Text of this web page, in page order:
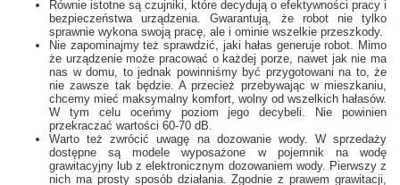
Równie istotne są czujniki, które decydują o efektywności pracy i
bezpieczeństwa urządzenia. Gwarantują, że robot nie tylko
sprawnie wykona swoją pracę, ale i ominie wszelkie przeszkody.
Nie zapominajmy też sprawdzić, jaki hałas generuje robot. Mimo
że urządzenie może pracować o każdej porze, nawet jak nie ma
nas w domu, to jednak powinniśmy być przygotowani na to, że
nie zawsze tak będzie. A przecież przebywając w mieszkaniu,
chcemy mieć maksymalny komfort, wolny od wszelkich hałasów.
W tym celu oceńmy poziom jego decybeli. Nie powinien
przekraczać wartości 60-70 dB.
Warto też zwrócić uwagę na dozowanie wody. W sprzedaży
dostępne są modele wyposażone w pojemnik na wodę
grawitacyjny lub z elektronicznym dozowaniem wody. Pierwszy z
nich ma prosty sposób działania. Zgodnie z prawem grawitacji,